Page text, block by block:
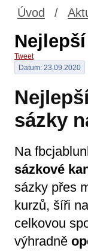
Úvod /
Tweet
Datum: 23.09.2020
sázky
Na
sázkové
sázky přes
kurzů, šíři
celkovou
výhradně